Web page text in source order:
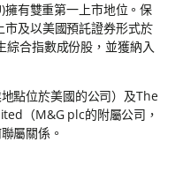
擁有雙重第一上市地位。保
市及以美國預託證券形式於
綜合指數成份股，並獲納入
點位於美國的公司）及The
（M&G plc的附屬公司，
屬關係。